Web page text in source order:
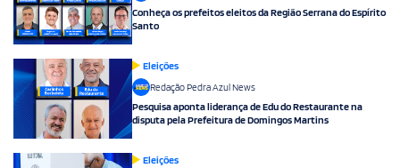
Conheça os prefeitos eleitos da Região Serrana do Espírito
Santo
Eleições
Redação Pedra Azul News
Pesquisa aponta liderança de Edu do Restaurante na
disputa pela Prefeitura de Domingos Martins
Eleições